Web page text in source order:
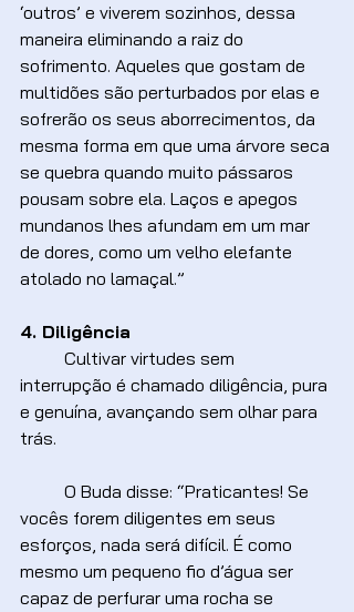
‘outros’ e viverem sozinhos, dessa
maneira eliminando a raiz do
sofrimento. Aqueles que gostam de
multidões são perturbados por elas e
sofrerão os seus aborrecimentos, da
mesma forma em que uma árvore seca
se quebra quando muito pássaros
pousam sobre ela. Laços e apegos
mundanos lhes afundam em um mar
de dores, como um velho elefante
atolado no lamaçal.”
4. Diligência
interrupção é chamado diligência, pura
e genuína, avançando sem olhar para
trás.
vocês forem diligentes em seus
esforços, nada será difícil. É como
mesmo um pequeno fio d’água ser
capaz de perfurar uma rocha se